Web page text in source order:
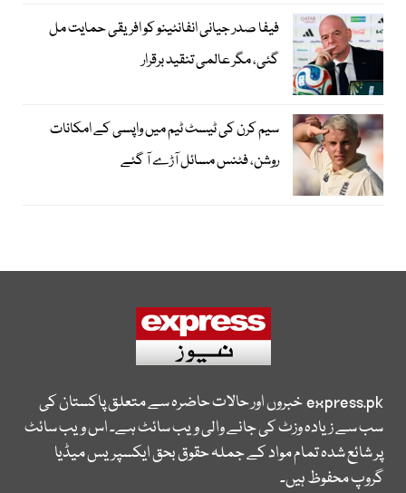
فیفا صدر جیانی انفانٹینو کو افریقی حمایت مل
گئی، مگر عالمی تنقید برقرار
سیم کرن کی ٹیسٹ ٹیم میں واپسی کے امکانات
روشن، فٹنس مسائل آڑے آ گئے
express.pkخبروں اور حالات حاضرہ سے متعلق پاکستان کی
سب سے زیادہ وزٹ کی جانے والی ویب سائٹ ہے۔ اس ویب سائٹ
پر شائع شدہ تمام مواد کے جملہ حقوق بحق ایکسپریس میڈیا
گروپ محفوظ ہیں۔